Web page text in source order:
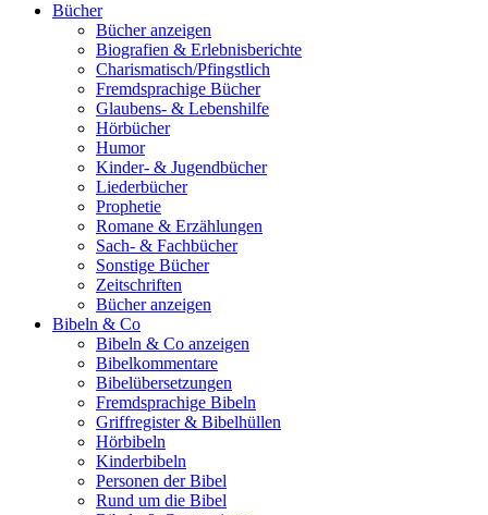
Bücher
Bücher anzeigen
Biografien & Erlebnisberichte
Charismatisch/Pfingstlich
Fremdsprachige Bücher
Glaubens- & Lebenshilfe
Hörbücher
Humor
Kinder- & Jugendbücher
Liederbücher
Prophetie
Romane & Erzählungen
Sach- & Fachbücher
Sonstige Bücher
Zeitschriften
Bücher anzeigen
Bibeln & Co
Bibeln & Co anzeigen
Bibelkommentare
Bibelübersetzungen
Fremdsprachige Bibeln
Griffregister & Bibelhüllen
Hörbibeln
Kinderbibeln
Personen der Bibel
Rund um die Bibel